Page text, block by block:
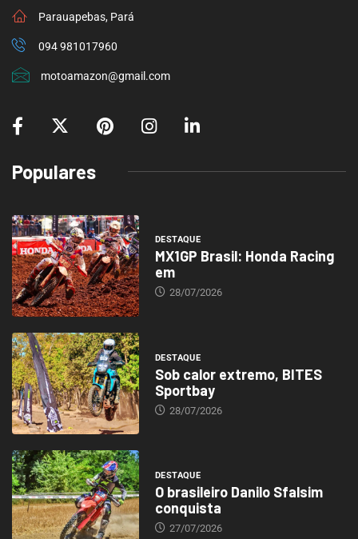
Parauapebas, Pará
094 981017960
motoamazon@gmail.com
Populares
DESTAQUE
MX1GP Brasil: Honda Racing
em
28/07/2026
DESTAQUE
Sob calor extremo, BITES
Sportbay
28/07/2026
DESTAQUE
O brasileiro Danilo Sfalsim
conquista
27/07/2026